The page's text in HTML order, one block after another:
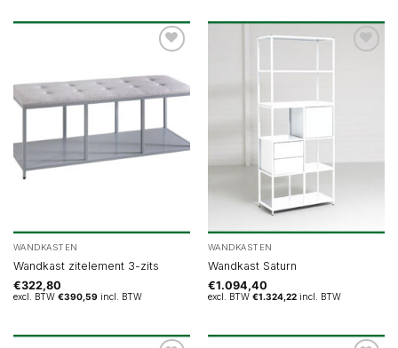
WANDKASTEN
Wandkast zitelement 3-zits
€322,80
excl. BTW €390,59incl. BTW
WANDKASTEN
Wandkast Saturn
€1.094,40
excl. BTW €1.324,22incl. BTW